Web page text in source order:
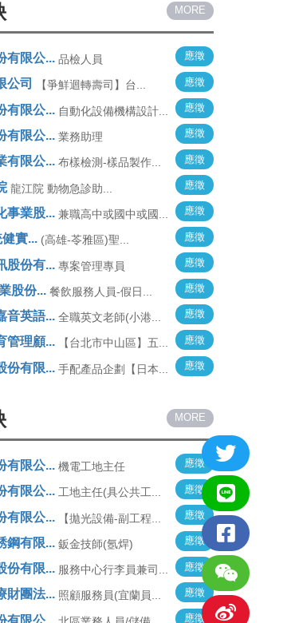
MORE
有限公... 品檢人員 應徵
公司 【爭鮮迴轉壽司】台... 應徵
有限公... 自動化設備機構設計... 應徵
有限公... 業務助理 應徵
有限公... 布樣檢測-樣品製作... 應徵
龍江院 動物急診助... 應徵
事業股... 兼職高中或國中或國... 應徵
實... (高雄-苓雅區)聖... 應徵
股份有... 專案管理專員 應徵
股份... 餐飲服務人員-假日... 應徵
音英語... 全職英文老師(小港... 應徵
管理顧... 【台北市中山區】五... 應徵
份有限... 手配產品企劃【日本... 應徵
MORE
有限公... 機電工地主任 應徵
有限公... 工地主任(具公共工... 應徵
有限公... 【拋光設備-副工程... 應徵
鋼有限... 鈑金技師(氬焊) 應徵
份有限... 服務中心行李員兼司... 應徵
財團法... 照顧服務員(宜蘭員... 應徵
限公... 應徵